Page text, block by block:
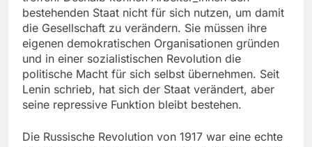
bestehenden Staat nicht für sich nutzen, um damit
die Gesellschaft zu verändern. Sie müssen ihre
eigenen demokratischen Organisationen gründen
und in einer sozialistischen Revolution die
politische Macht für sich selbst übernehmen. Seit
Lenin schrieb, hat sich der Staat verändert, aber
seine repressive Funktion bleibt bestehen.
Die Russische Revolution von 1917 war eine echte